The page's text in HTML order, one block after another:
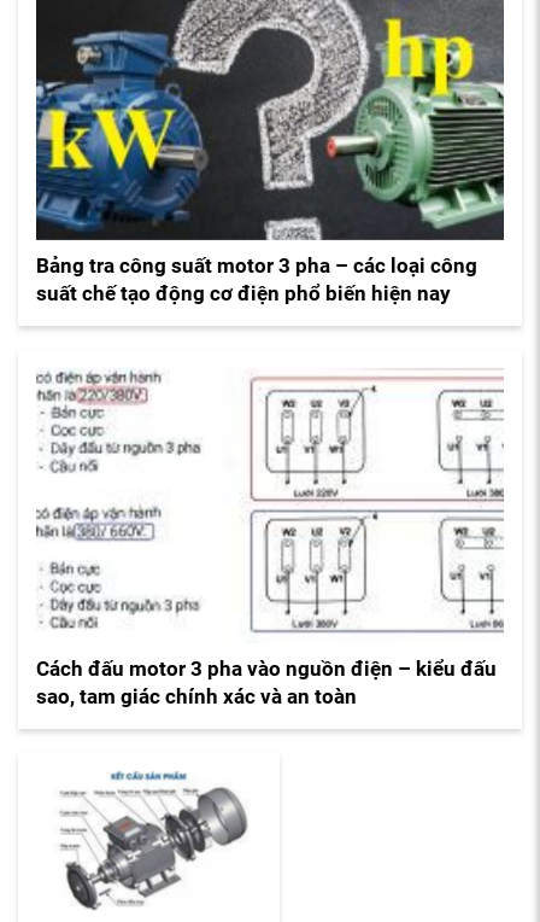
Bảng tra công suất motor 3 pha – các loại công
suất chế tạo động cơ điện phổ biến hiện nay
Cách đấu motor 3 pha vào nguồn điện – kiểu đấu
sao, tam giác chính xác và an toàn